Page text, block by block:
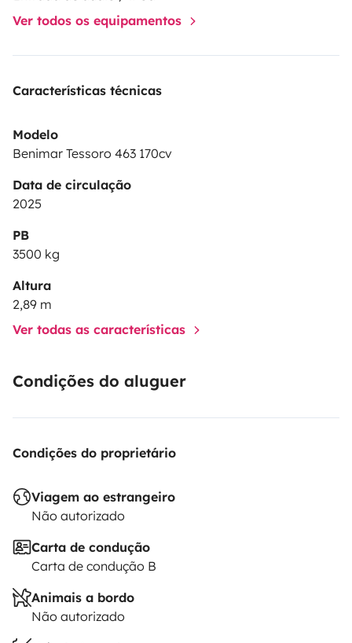
Ver todos os equipamentos
Características técnicas
Modelo
Benimar Tessoro 463 170cv
Data de circulação
2025
PB
3500 kg
Altura
2,89 m
Ver todas as características
Condições do aluguer
Condições do proprietário
Viagem ao estrangeiro
Não autorizado
Carta de condução
Carta de condução B
Animais a bordo
Não autorizado